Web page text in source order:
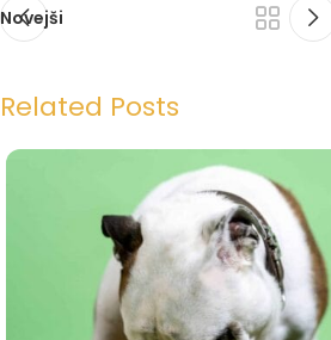
Novejši
Related Posts